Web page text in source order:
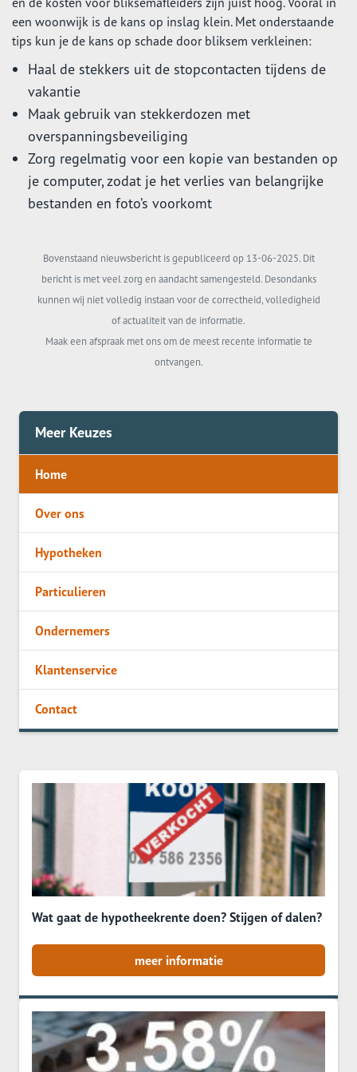
een woonwijk is de kans op inslag klein. Met onderstaande
tips kun je de kans op schade door bliksem verkleinen:
Haal de stekkers uit de stopcontacten tijdens de
vakantie
Maak gebruik van stekkerdozen met
overspanningsbeveiliging
Zorg regelmatig voor een kopie van bestanden op
je computer, zodat je het verlies van belangrijke
bestanden en foto’s voorkomt
Bovenstaand nieuwsbericht is gepubliceerd op 13-06-2025. Dit
bericht is met veel zorg en aandacht samengesteld. Desondanks
kunnen wij niet volledig instaan voor de correctheid, volledigheid
of actualiteit van de informatie.
Maak een afspraak met ons om de meest recente informatie te
ontvangen.
Meer Keuzes
Home
Over ons
Hypotheken
Particulieren
Ondernemers
Klantenservice
Contact
Wat gaat de hypotheekrente doen? Stijgen of dalen?
meer informatie